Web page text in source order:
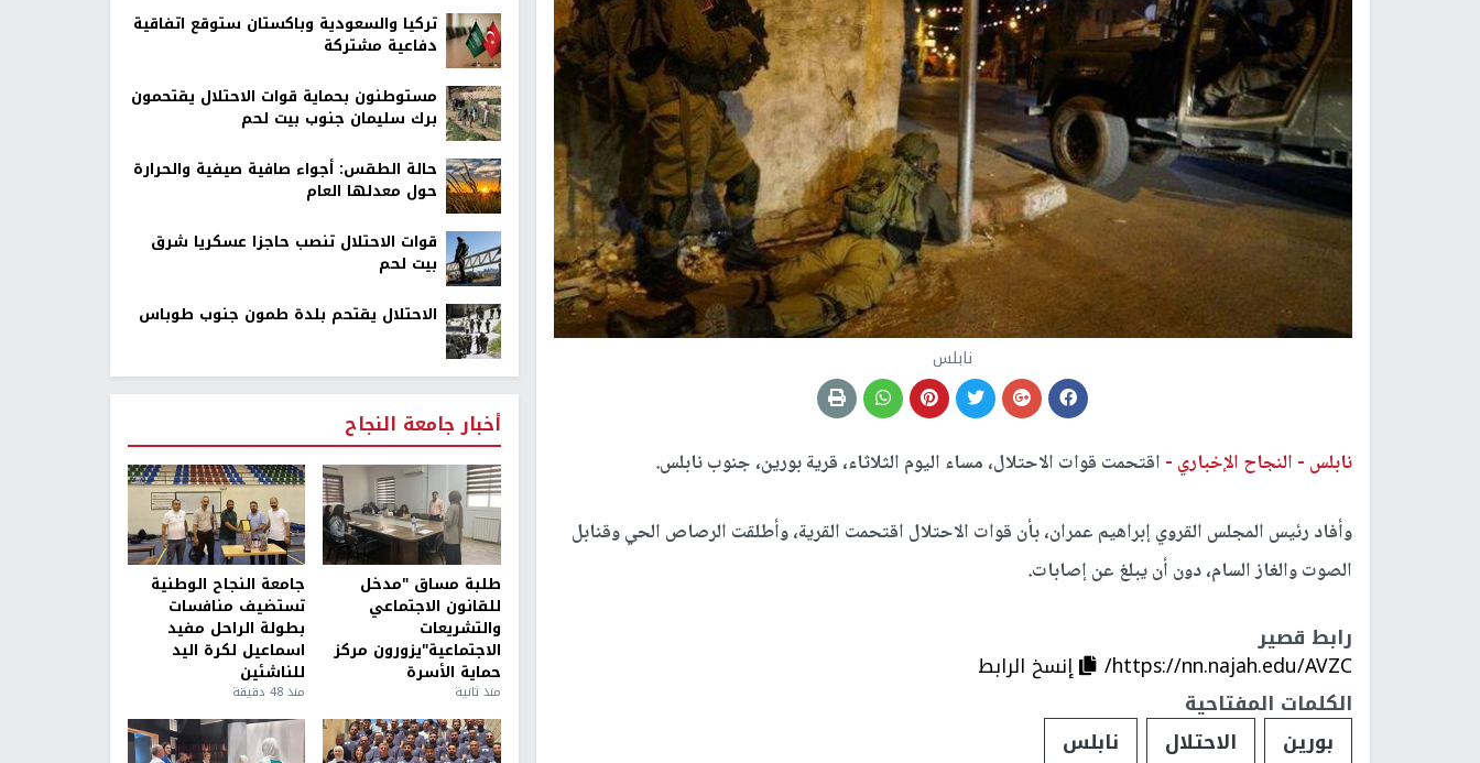
نابلس
نابلس - النجاح الإخباري - اقتحمت قوات الاحتلال، مساء اليوم الثلاثاء، قرية بورين، جنوب نابلس.
وأفاد رئيس المجلس القروي إبراهيم عمران، بأن قوات الاحتلال اقتحمت القرية، وأطلقت الرصاص الحي وقنابل
الصوت والغاز السام، دون أن يبلغ عن إصابات.
رابط قصير
https://nn.najah.edu/AVZC/
إنسخ الرابط
الكلمات المفتاحية
بورين
الاحتلال نابلس
تركيا والسعودية وباكستان ستوقع اتفاقية
دفاعية مشتركة
مستوطنون بحماية قوات الاحتلال يقتحمون
برك سليمان جنوب بيت لحم
حالة الطقس: أجواء صافية صيفية والحرارة
حول معدلها العام
قوات الاحتلال تنصب حاجزا عسكريا شرق
بيت لحم
الاحتلال يقتحم بلدة طمون جنوب طوباس
أخبار جامعة النجاح
طلبة مساق "مدخل
للقانون الاجتماعي
والتشريعات
الاجتماعية"يزورون مركز
حماية الأسرة
منذ ثانية
جامعة النجاح الوطنية
تستضيف منافسات
بطولة الراحل مفيد
اسماعيل لكرة اليد
للناشئين
منذ 48 دقيقة